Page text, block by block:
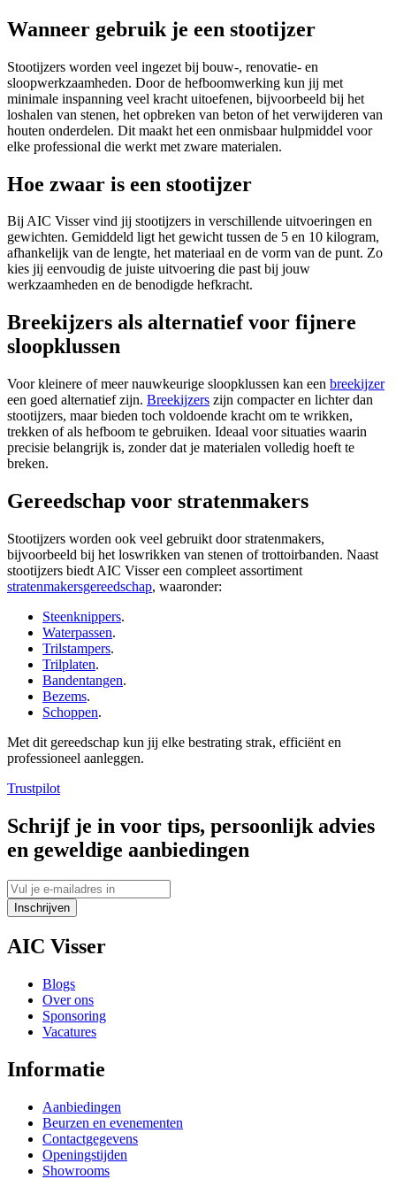
Wanneer gebruik je een stootijzer
Stootijzers worden veel ingezet bij bouw-, renovatie- en
sloopwerkzaamheden. Door de hefboomwerking kun jij met
minimale inspanning veel kracht uitoefenen, bijvoorbeeld bij het
loshalen van stenen, het opbreken van beton of het verwijderen van
houten onderdelen. Dit maakt het een onmisbaar hulpmiddel voor
elke professional die werkt met zware materialen.
Hoe zwaar is een stootijzer
Bij AIC Visser vind jij stootijzers in verschillende uitvoeringen en
gewichten. Gemiddeld ligt het gewicht tussen de 5 en 10 kilogram,
afhankelijk van de lengte, het materiaal en de vorm van de punt. Zo
kies jij eenvoudig de juiste uitvoering die past bij jouw
werkzaamheden en de benodigde hefkracht.
Breekijzers als alternatief voor fijnere
sloopklussen
Voor kleinere of meer nauwkeurige sloopklussen kan een breekijzer
een goed alternatief zijn. Breekijzers zijn compacter en lichter dan
stootijzers, maar bieden toch voldoende kracht om te wrikken,
trekken of als hefboom te gebruiken. Ideaal voor situaties waarin
precisie belangrijk is, zonder dat je materialen volledig hoeft te
breken.
Gereedschap voor stratenmakers
Stootijzers worden ook veel gebruikt door stratenmakers,
bijvoorbeeld bij het loswrikken van stenen of trottoirbanden. Naast
stootijzers biedt AIC Visser een compleet assortiment
stratenmakersgereedschap, waaronder:
Steenknippers.
Waterpassen.
Trilstampers.
Trilplaten.
Bandentangen.
Bezems.
Schoppen.
Met dit gereedschap kun jij elke bestrating strak, efficiënt en
professioneel aanleggen.
Trustpilot
Schrijf je in voor tips, persoonlijk advies
en geweldige aanbiedingen
Inschrijven
AIC Visser
Blogs
Over ons
Sponsoring
Vacatures
Informatie
Aanbiedingen
Beurzen en evenementen
Contactgegevens
Openingstijden
Showrooms